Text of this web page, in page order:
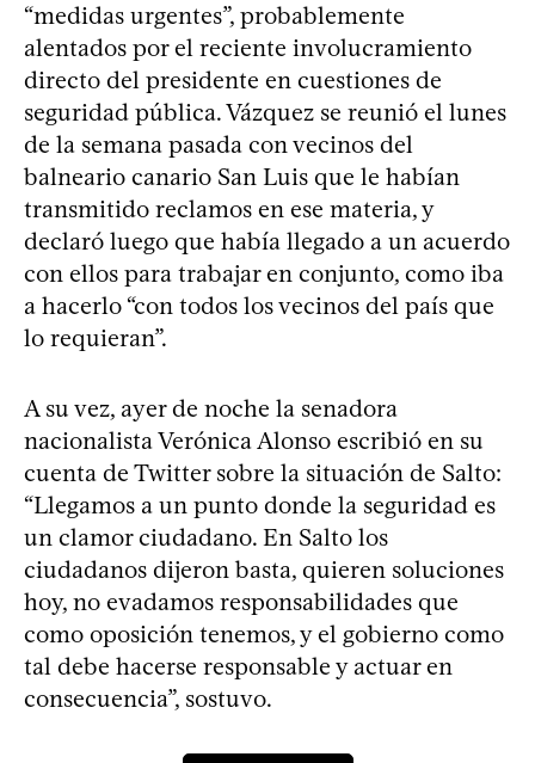
“medidas urgentes”, probablemente
alentados por el reciente involucramiento
directo del presidente en cuestiones de
seguridad pública. Vázquez se reunió el lunes
de la semana pasada con vecinos del
balneario canario San Luis que le habían
transmitido reclamos en ese materia, y
declaró luego que había llegado a un acuerdo
con ellos para trabajar en conjunto, como iba
a hacerlo “con todos los vecinos del país que
lo requieran”.
A su vez, ayer de noche la senadora
nacionalista Verónica Alonso escribió en su
cuenta de Twitter sobre la situación de Salto:
“Llegamos a un punto donde la seguridad es
un clamor ciudadano. En Salto los
ciudadanos dijeron basta, quieren soluciones
hoy, no evadamos responsabilidades que
como oposición tenemos, y el gobierno como
tal debe hacerse responsable y actuar en
consecuencia”, sostuvo.